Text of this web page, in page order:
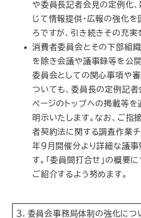
や委員長記者会見の定例化
じて情報提供・広報の強化を
ろですが、引き続きその充実
消費者委員会とその下部組
を除き会議や議事録等を公開
委員会としての関心事項や
ついても、委員長の定例記
ページのトップへの掲載等を
明示いたします。なお、ご指
者契約法に関する調査作業チ
年９月開催分より詳細な議
す。「委員間打合せ」の概要
ご紹介するよう努めます。
３．委員会事務局体制の強化につ